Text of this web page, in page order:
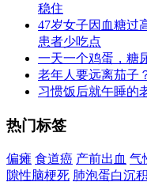
稳住
47岁女子因血糖过
患者少吃点
一天一个鸡蛋，糖
老年人要远离茄子
习惯饭后就午睡的
热门标签
偏瘫 食道癌 产前出血 气
隙性脑梗死 肺泡蛋白沉